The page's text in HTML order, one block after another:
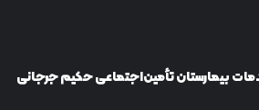
بیمارستان تأمین‌اجتماعی حکیم جرجانی